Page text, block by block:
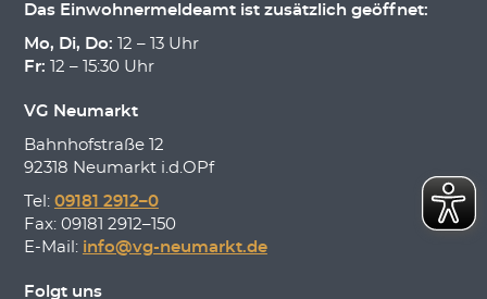
Das Einwohnermeldeamt ist zusätzlich geöffnet:
Mo, Di, Do: 12 – 13 Uhr
Fr: 12 – 15:30 Uhr
VG Neumarkt
Bahnhofstraße 12
92318 Neumarkt i.d.OPf
Tel: 09181 2912–0
Fax: 09181 2912–150
E-Mail: info@vg-neumarkt.de
Folgt uns